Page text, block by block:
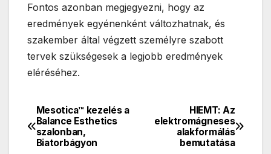
Fontos azonban megjegyezni, hogy az
eredmények egyénenként változhatnak, és
szakember által végzett személyre szabott
tervek szükségesek a legjobb eredmények
eléréséhez.
Bejegyzés
navigáció
HIEMT: Az
elektromágneses
alakformálás
bemutatása
Mesotica™ kezelés a
Balance Esthetics
szalonban,
Biatorbágyon